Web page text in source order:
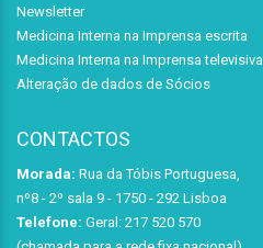
Newsletter
Medicina Interna na Imprensa escrita
Medicina Interna na Imprensa televisiva
Alteração de dados de Sócios
CONTACTOS
Morada: Rua da Tóbis Portuguesa,
nº8 - 2º sala 9 - 1750 - 292 Lisboa
Telefone: Geral: 217 520 570